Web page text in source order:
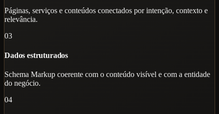
Páginas, serviços e conteúdos conectados por intenção, contexto e
relevância.
03
Dados estruturados
Schema Markup coerente com o conteúdo visível e com a entidade
do negócio.
04